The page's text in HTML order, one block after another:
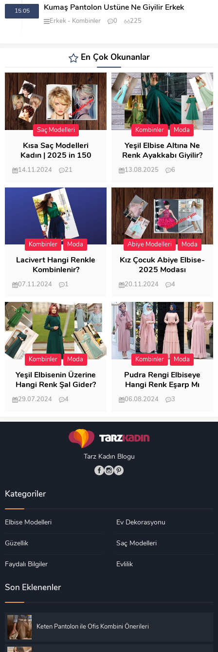
15:05 Kumaş Pantolon Üstüne Ne Giyilir Erkek
Erkek Kombinler 0 225
En Çok Okunanlar
Saç Modelleri
Kısa Saç Modelleri
Kadın | 2025 in 150
Modeli
14.11.2024
21
Kombinler Moda
Yeşil Elbise Altına Ne
Renk Ayakkabı Giyilir?
13.08.2025
6
Kombinler Moda
Lacivert Hangi Renkle
Kombinlenir?
07.11.2024
1
Abiye Modelleri Moda
Kız Çocuk Abiye Elbise-
2025 Modası
20.11.2024
4
Kombinler Moda
Yeşil Elbisenin Üzerine
Hangi Renk Şal Gider?
29.07.2024
4
Kombinler Moda
Pudra Rengi Elbiseye
Hangi Renk Eşarp Mı
Dedi Birisi
06.08.2024
3
Tarz Kadın Blogu
Kategoriler
Elbise Modelleri Ev Dekorasyonu
Güzellik Saç Modelleri
Faydalı Bilgiler Evlilik
Son Eklenenler
Keten Pantolon ile Ofis Kombini Önerileri